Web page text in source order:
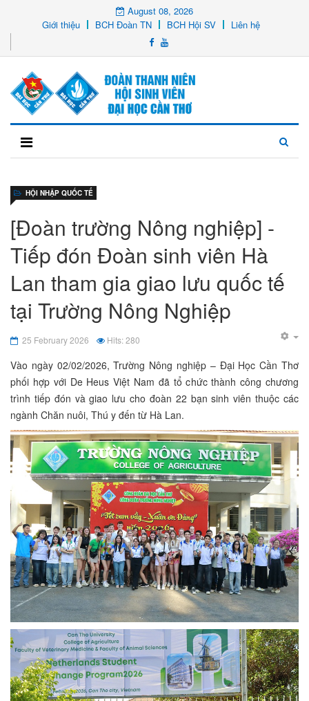
August 08, 2026
Giới thiệu
BCH Đoàn TN BCH Hội SV Liên hệ
[Đoàn trường Nông nghiệp] -
Tiếp đón Đoàn sinh viên Hà
Lan tham gia giao lưu quốc tế
tại Trường Nông Nghiệp
HỘI NHẬP QUỐC TẾ
25 February 2026 Hits: 280
Vào ngày 02/02/2026, Trường Nông nghiệp – Đại Học Cần Thơ
phối hợp với De Heus Việt Nam đã tổ chức thành công chương
trình tiếp đón và giao lưu cho đoàn 22 bạn sinh viên thuộc các
ngành Chăn nuôi, Thú y đến từ Hà Lan.